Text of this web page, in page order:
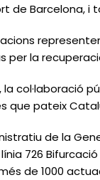
de Barcelona, i
per la
la col·laboració
que pateix
de la
línia 726
de 1000